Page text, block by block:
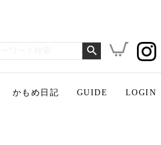
かもめ日記 GUIDE LOGIN